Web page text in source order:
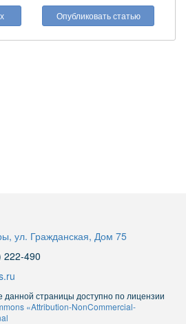
Опубликовать статью
ул. Гражданская, Дом 75
490
страницы доступно по лицензии
«Attribution-NonCommercial-